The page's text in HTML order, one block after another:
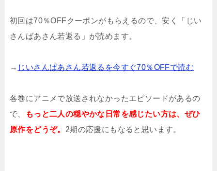
初回は70％OFFクーポンがもらえるので、安く「じい
さんばあさん若返る」が読めます。
→ じいさんばあさん若返るを今すぐ70％OFFで読む
各巻にアニメで放送されなかったエピソードがあるの
で、
もっと二人の穏やかな日常を感じたい方は、ぜひ
原作をどうぞ。 2期の応援にもなると思います。